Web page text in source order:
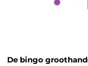
De bingo